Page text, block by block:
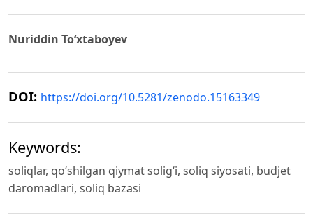
Nuriddin To‘xtaboyev
DOI: https://doi.org/10.5281/zenodo.15163349
Keywords:
soliqlar, qo‘shilgan qiymat solig‘i, soliq siyosati, budjet
daromadlari, soliq bazasi